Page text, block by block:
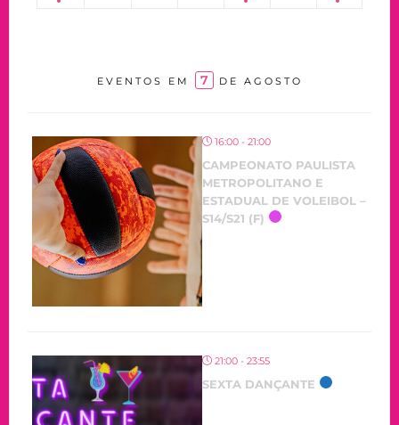
EVENTOS EM 7 DE AGOSTO
16:00 - 21:00
CAMPEONATO PAULISTA
METROPOLITANO E
ESTADUAL DE VOLEIBOL –
S14/S21 (F)
21:00 - 23:55
SEXTA DANÇANTE